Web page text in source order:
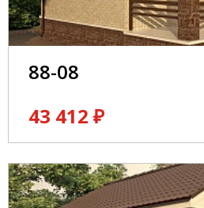
88-08
43 412 ₽